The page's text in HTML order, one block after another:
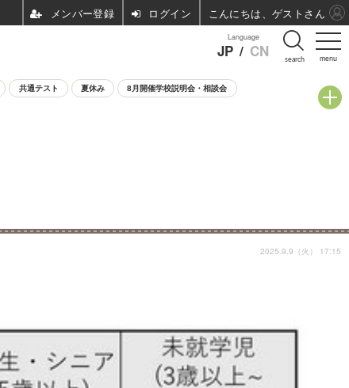
menu
Language
JP / CN search
共通テスト 夏休み 8月開催学校説明会・相談会
2025.9.9（火） 17:15
ログイン こんにちは、ゲストさん